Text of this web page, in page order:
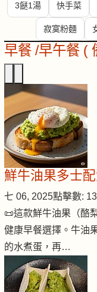
3餸1湯 快手菜
寂寞粉麵
早餐 /早午餐 (
鮮牛油果多士
七 06, 2025點擊數:
📜這款鮮牛油果（酪
健康早餐選擇。牛油
的水煮蛋，再…